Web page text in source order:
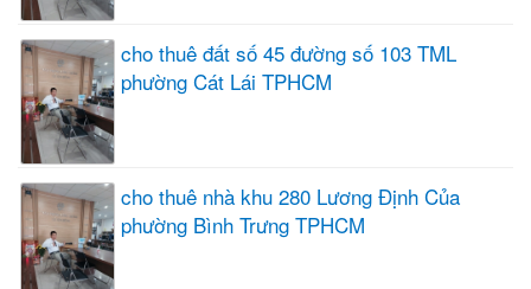
cho thuê đất số 45 đường số 103 TML
phường Cát Lái TPHCM
cho thuê nhà khu 280 Lương Định Của
phường Bình Trưng TPHCM